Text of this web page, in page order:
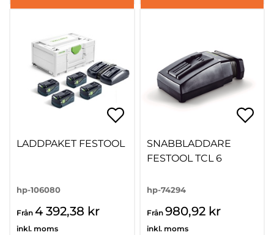
LADDPAKET FESTOOL
hp-106080
Från 4 392,38 kr
inkl. moms
SNABBLADDARE
FESTOOL TCL 6
hp-74294
Från 980,92 kr
inkl. moms